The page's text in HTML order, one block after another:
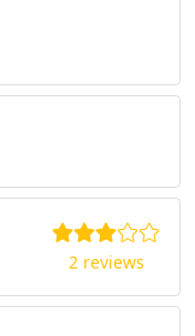
2 reviews